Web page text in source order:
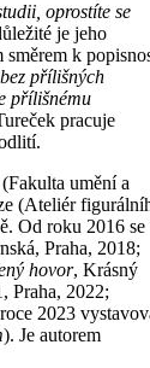
oprostíte se
je jeho
k
přílišných
přílišnému
pracuje
umění a
(Ateliér
Od roku 2016 se
Praha, 2018;
hovor, Krásný
Praha, 2022;
2023
). Je autorem